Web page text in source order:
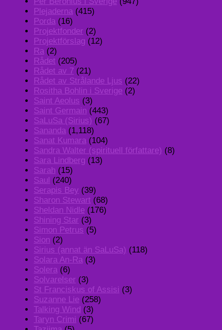
Plejaderna (415)
Porda (16)
Projektfonder (2)
Projektförslag (12)
Ra (2)
Rådet (205)
Rådet av 7 (21)
Rådet av Strålande Ljus (22)
Rositha Bohlin i Sverige (2)
Saint Aeolus (3)
Saint Germain (443)
SaLuSa (Sirius) (67)
Sananda (1,118)
Sanat Kumara (104)
Sandra Walter (spirituell författare) (8)
Sara Lindberg (13)
Sarah (15)
Saul (240)
Serapis Bey (39)
Sharon Stewart (68)
Sheldan Nidle (176)
Shining Star (3)
Simon Petrus (5)
Sion (2)
Sirius (annat än SaLuSa) (118)
Solara An-Ra (3)
Solera (6)
Solvarelser (3)
St Franciskus of Assisi (3)
Suzanne Lie (258)
Talking Wind (3)
Taryn Crimi (67)